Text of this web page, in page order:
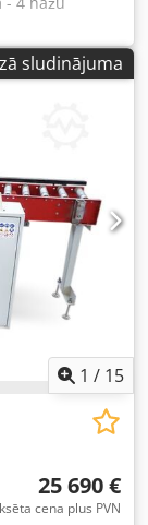
- vārpstas
galds:
- oriģināla
- izmēri
- svars:
vārpsta –
ievades
ļoti labā
21 900
4,2 EUR)
sludinājuma
1 / 15
25 690 €
cena plus PVN